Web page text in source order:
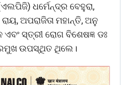
ଧର୍ମେନ୍ଦ୍ର ବେହୁରା,
ଅପରାଜିତା ମହାନ୍ତି, ଅନୁ
ସ୍ତ୍ରୀ ରୋଗ ବିଶେଷଜ୍ଞ ଡଃ
ଉପସ୍ଥିତ ଥିଲେ।